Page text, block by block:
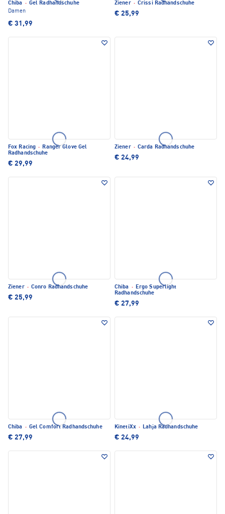
Chiba · Gel Radhandschuhe
Damen
€ 31,99
Ziener · Crissi Radhandschuhe
€ 25,99
Fox Racing · Ranger Glove Gel
Radhandschuhe
€ 29,99
Ziener · Carda Radhandschuhe
€ 24,99
Ziener · Conro Radhandschuhe
€ 25,99
Chiba · Ergo Superlight
Radhandschuhe
€ 27,99
Chiba · Gel Comfort Radhandschuhe
€ 27,99
KinetiXx · Lahja Radhandschuhe
€ 24,99